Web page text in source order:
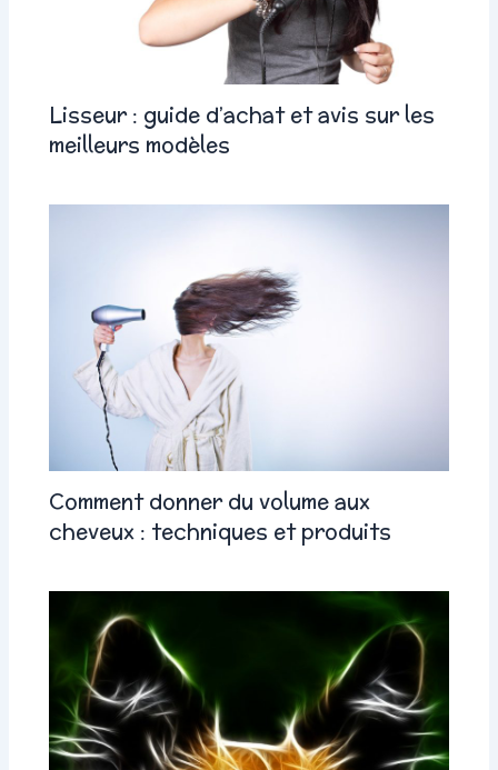
Lisseur : guide d’achat et avis sur les
meilleurs modèles
Comment donner du volume aux
cheveux : techniques et produits